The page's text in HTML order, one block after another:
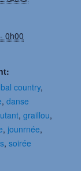
0h00
bal country,
,danse
,graillou,
, jounrnée,
,soirée